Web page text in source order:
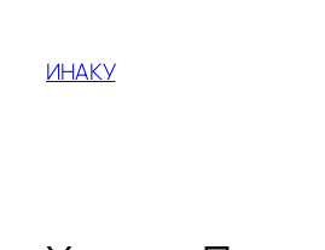
содржината
ИНАКУ